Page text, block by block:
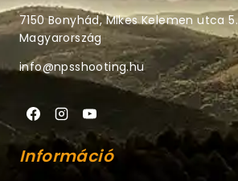
7150 Bonyhád, Mikes Kelemen utca 5.
Magyarország
info@npsshooting.hu
Információ